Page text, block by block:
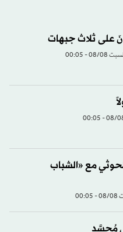
على ثلاث جبهات
08/08 - 00:05
مع «الشباب
مُحسَّد